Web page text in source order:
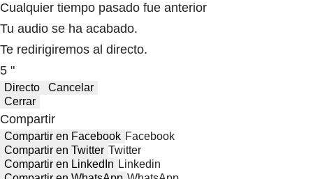
Cualquier tiempo pasado fue anterior
Tu audio se ha acabado.
Te redirigiremos al directo.
5 "
Directo
Cancelar
Cerrar
Compartir
Compartir en Facebook Facebook
Compartir en Twitter Twitter
Compartir en LinkedIn Linkedin